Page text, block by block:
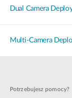
Dual Camera
Multi-Camera
Potrzebujesz pomocy?